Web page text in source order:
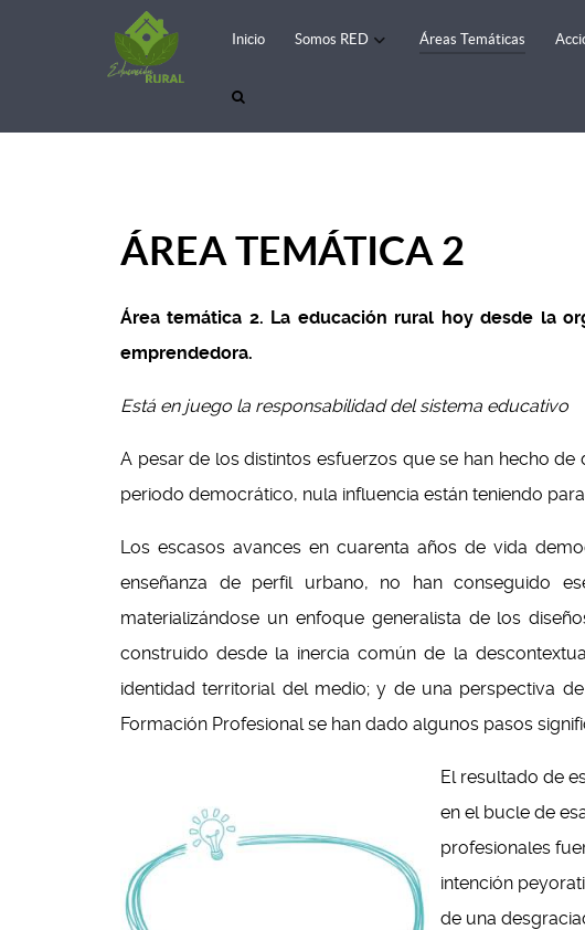
Inicio Somos RED Áreas Temáticas
ÁREA TEMÁTICA 2
Área temática 2. La educación rural hoy desde la
emprendedora.
Está en juego la responsabilidad del sistema educativo
A pesar de los distintos esfuerzos que se han hecho
periodo democrático, nula influencia están teniendo
Los escasos avances en cuarenta años de vida
enseñanza de perfil urbano, no han conseguido
materializándose un enfoque generalista de los
construido desde la inercia común de la
identidad territorial del medio; y de una perspectiva
Formación Profesional se han dado algunos pasos
El resultado de
en el bucle de
profesionales
intención
de una